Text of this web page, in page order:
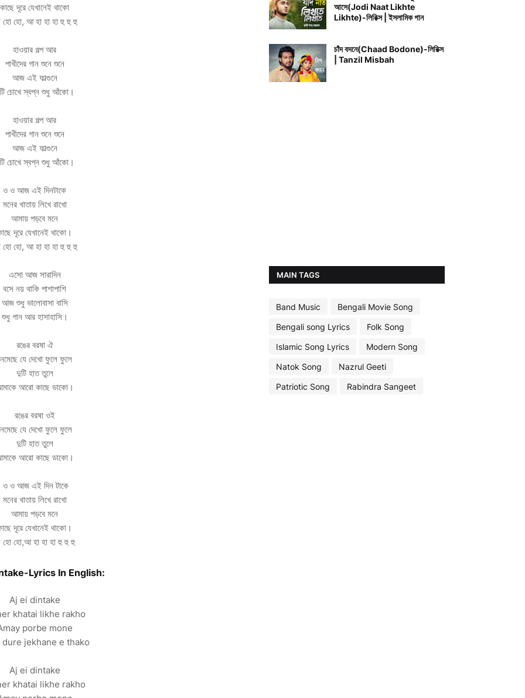
কাছে দূরে যেখানেই থাকো
হো হো, আ হা হা হা হু হু হু
হাওয়ার গল্প আর
পাখীদের গান শুনে শুনে
আজ এই ফাল্গুনে
চোখে স্বপ্ন শুধু আঁকো।
হাওয়ার গল্প আর
পাখীদের গান শুনে শুনে
আজ এই ফাল্গুনে
চোখে স্বপ্ন শুধু আঁকো।
ও ও আজ এই দিনটাকে
মনের খাতায় লিখে রাখো
আমায় পড়বে মনে
দূরে যেখানেই থাকো।
হো হো, আ হা হা হা হু হু হু
এসো আজ সারাদিন
বসে নয় থাকি পাশাপাশি
আজ শুধু ভালোবাসা বাসি
শুধু গান আর হাসাহাসি।
রঙের বরষা ঐ
যে দেখো ফুলে ফুলে
দুটি হাত তুলে
আরো কাছে ডাকো।
রঙের বরষা ওই
যে দেখো ফুলে ফুলে
দুটি হাত তুলে
আরো কাছে ডাকো।
ও ও আজ এই দিন টাকে
মনের খাতায় লিখে রাখো
আমায় পড়বে মনে
দূরে যেখানেই থাকো।
হো হো,আ হা হা হা হু হু হু
Lyrics In English:
Aj ei dintake
khatai likhe rakho
porbe mone
dure jekhane e thako
Aj ei dintake
khatai likhe rakho
আসে(Jodi Naat Likhte
Likhte)-লিরিক্স | ইসলামিক গান
চাঁদ বদনে(Chaad Bodone)-লিরিক্স
| Tanzil Misbah
MAIN TAGS
Band Music
Bengali Movie Song
Bengali song Lyrics
Folk Song
Islamic Song Lyrics
Modern Song
Natok Song
Nazrul Geeti
Patriotic Song
Rabindra Sangeet